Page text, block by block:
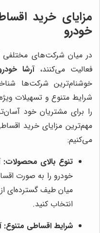
مزایای خرید
خودرو
در میان شرکت‌های مختلفی
فعالیت می‌کنند،آرشا
خوشنام‌ترین شرکت‌ها
شرایط متنوع و تسهیلات
را برای مشتریان خود
مهم‌ترین مزایای خرید
می‌کنیم:
تنوع بالای محصولات:
خودرو را به صورت
میان طیف گسترده‌ای
انتخاب کنید.
شرایط اقساطی متنوع: